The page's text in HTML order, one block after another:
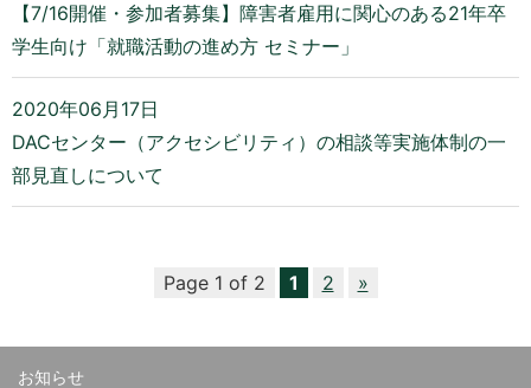
【7/16開催・参加者募集】障害者雇用に関心のある21年卒
学生向け「就職活動の進め方 セミナー」
2020年06月17日
DACセンター（アクセシビリティ）の相談等実施体制の一
部見直しについて
Page 1 of 2 1 2 »
お知らせ